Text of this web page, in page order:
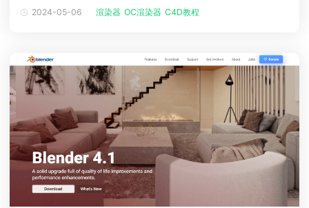
下载
登录
用?尽管 Cinema 4D 包含标准/物理渲染引擎，但大多数专业人士使用
2024-05-06 渲染器 OC渲染器 C4D教程